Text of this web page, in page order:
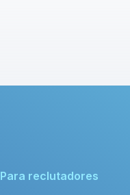
Para reclutadores